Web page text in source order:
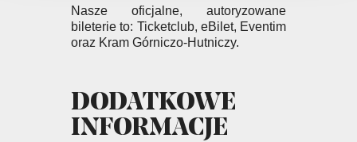
Nasze oficjalne, autoryzowane
bileterie to: Ticketclub, eBilet, Eventim
oraz Kram Górniczo-Hutniczy.
DODATKOWE
INFORMACJE